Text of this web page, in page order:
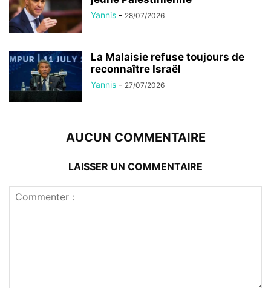
Yannis - 28/07/2026
La Malaisie refuse toujours de
reconnaître Israël
Yannis - 27/07/2026
AUCUN COMMENTAIRE
LAISSER UN COMMENTAIRE